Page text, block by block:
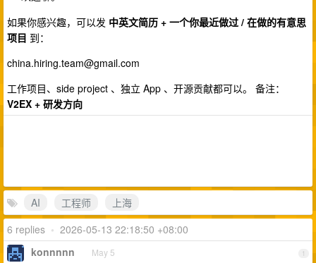
如果你感兴趣，可以发 中英文简历 + 一个你最近做过 / 在做的有意思
项目 到：
china.hiring.team@gmail.com
工作项目、side project 、独立 App 、开源贡献都可以。 备注：
V2EX + 研发方向
AI 工程师
上海
6 replies • 2026-05-13 22:18:50 +08:00
1
konnnnn May 5